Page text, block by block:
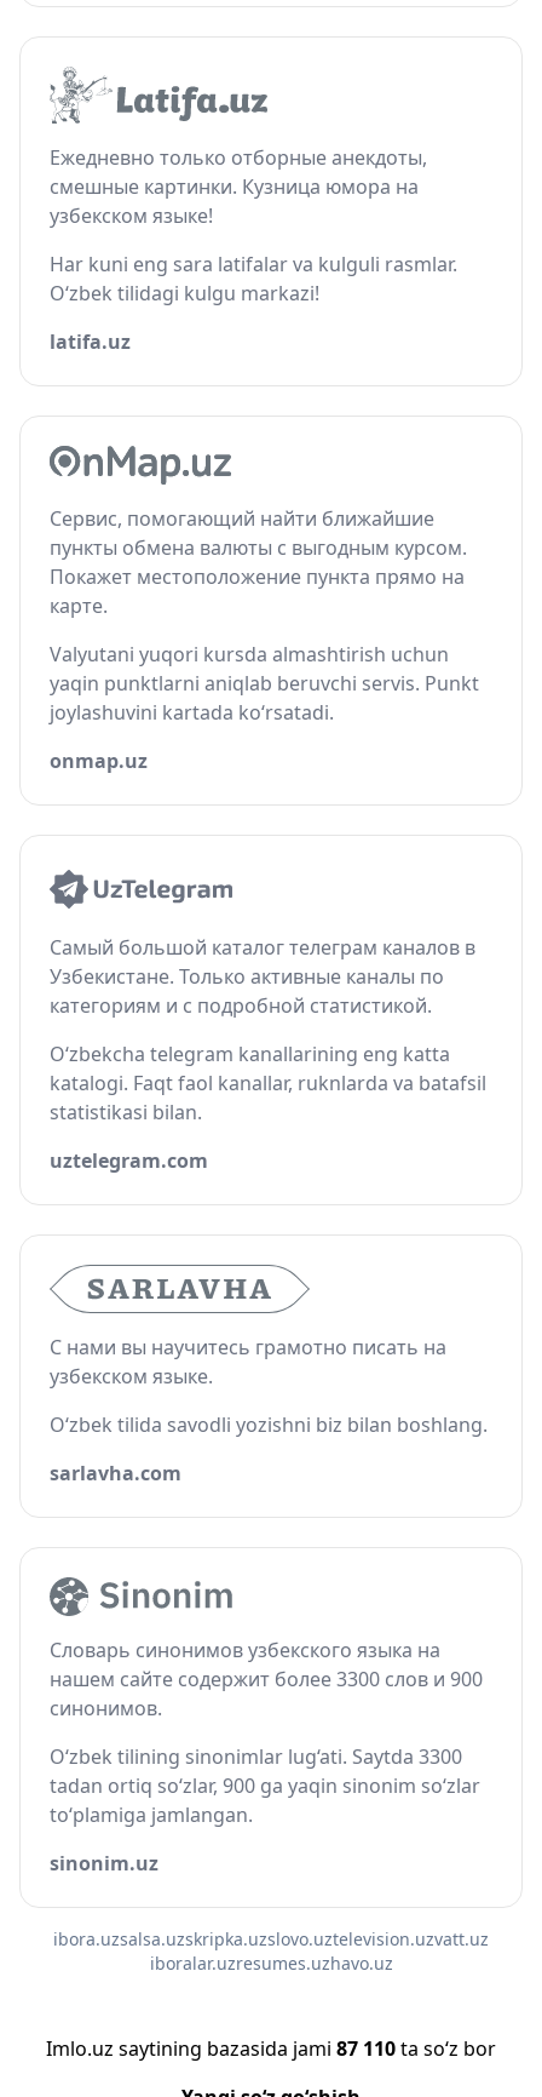
Ежедневно только отборные анекдоты,
смешные картинки. Кузница юмора на
узбекском языке!
Har kuni eng sara latifalar va kulguli rasmlar.
O‘zbek tilidagi kulgu markazi!
latifa.uz
Сервис, помогающий найти ближайшие
пункты обмена валюты с выгодным курсом.
Покажет местоположение пункта прямо на
карте.
Valyutani yuqori kursda almashtirish uchun
yaqin punktlarni aniqlab beruvchi servis. Punkt
joylashuvini kartada ko‘rsatadi.
onmap.uz
Самый большой каталог телеграм каналов в
Узбекистане. Только активные каналы по
категориям и с подробной статистикой.
O‘zbekcha telegram kanallarining eng katta
katalogi. Faqt faol kanallar, ruknlarda va batafsil
statistikasi bilan.
uztelegram.com
С нами вы научитесь грамотно писать на
узбекском языке.
O‘zbek tilida savodli yozishni biz bilan boshlang.
sarlavha.com
Словарь синонимов узбекского языка на
нашем сайте содержит более 3300 слов и 900
синонимов.
O‘zbek tilining sinonimlar lug‘ati. Saytda 3300
tadan ortiq so‘zlar, 900 ga yaqin sinonim so‘zlar
to‘plamiga jamlangan.
sinonim.uz
ibora.uzsalsa.uzskripka.uzslovo.uztelevision.uzvatt.uz
iboralar.uzresumes.uzhavo.uz
Imlo.uz saytining bazasida jami 87 110ta so‘z bor